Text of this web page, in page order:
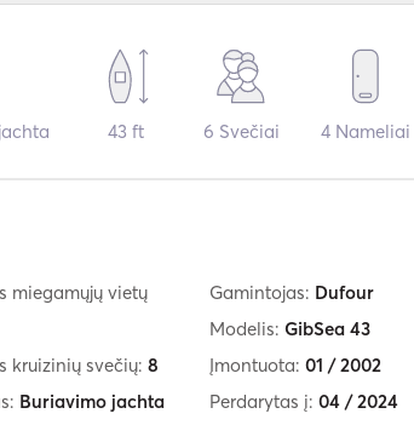
43 ft 6 Svečiai 4 Nameliai
miegamųjų vietų
kruizinių svečių: 8
Buriavimo jachta
Gamintojas: Dufour
Modelis: GibSea 43
Įmontuota: 01 / 2002
Perdarytas į: 04 / 2024